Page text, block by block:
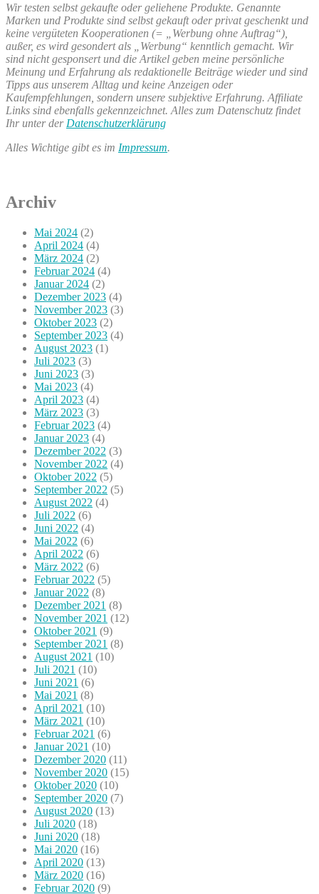
Wir testen selbst gekaufte oder geliehene Produkte. Genannte
Marken und Produkte sind selbst gekauft oder privat geschenkt und
keine vergüteten Kooperationen (= „Werbung ohne Auftrag“),
außer, es wird gesondert als „Werbung“ kenntlich gemacht. Wir
sind nicht gesponsert und die Artikel geben meine persönliche
Meinung und Erfahrung als redaktionelle Beiträge wieder und sind
Tipps aus unserem Alltag und keine Anzeigen oder
Kaufempfehlungen, sondern unsere subjektive Erfahrung. Affiliate
Links sind ebenfalls gekennzeichnet. Alles zum Datenschutz findet
Ihr unter der Datenschutzerklärung
Alles Wichtige gibt es im Impressum.
Archiv
Mai 2024 (2)
April 2024 (4)
März 2024 (2)
Februar 2024 (4)
Januar 2024 (2)
Dezember 2023 (4)
November 2023 (3)
Oktober 2023 (2)
September 2023 (4)
August 2023 (1)
Juli 2023 (3)
Juni 2023 (3)
Mai 2023 (4)
April 2023 (4)
März 2023 (3)
Februar 2023 (4)
Januar 2023 (4)
Dezember 2022 (3)
November 2022 (4)
Oktober 2022 (5)
September 2022 (5)
August 2022 (4)
Juli 2022 (6)
Juni 2022 (4)
Mai 2022 (6)
April 2022 (6)
März 2022 (6)
Februar 2022 (5)
Januar 2022 (8)
Dezember 2021 (8)
November 2021 (12)
Oktober 2021 (9)
September 2021 (8)
August 2021 (10)
Juli 2021 (10)
Juni 2021 (6)
Mai 2021 (8)
April 2021 (10)
März 2021 (10)
Februar 2021 (6)
Januar 2021 (10)
Dezember 2020 (11)
November 2020 (15)
Oktober 2020 (10)
September 2020 (7)
August 2020 (13)
Juli 2020 (18)
Juni 2020 (18)
Mai 2020 (16)
April 2020 (13)
März 2020 (16)
Februar 2020 (9)